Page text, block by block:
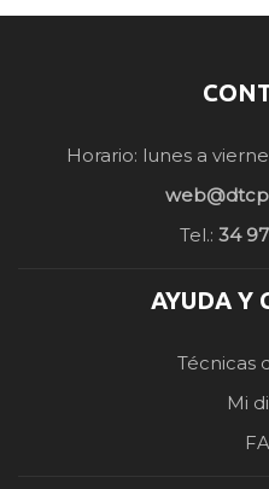
Horario: lunes a
Tel.: 34
AYUDA Y
Técnicas
Mi